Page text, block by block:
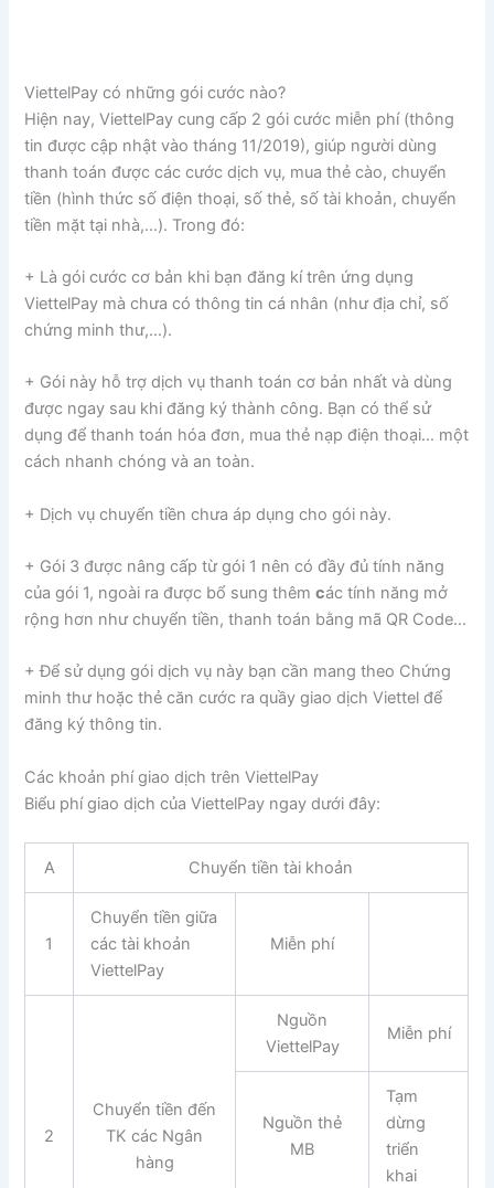
ViettelPay có những gói cước nào?
Hiện nay, ViettelPay cung cấp 2 gói cước miễn phí (thông
tin được cập nhật vào tháng 11/2019), giúp người dùng
thanh toán được các cước dịch vụ, mua thẻ cào, chuyển
tiền (hình thức số điện thoại, số thẻ, số tài khoản, chuyển
tiền mặt tại nhà,…). Trong đó:
+ Là gói cước cơ bản khi bạn đăng kí trên ứng dụng
ViettelPay mà chưa có thông tin cá nhân (như địa chỉ, số
chứng minh thư,…).
+ Gói này hỗ trợ dịch vụ thanh toán cơ bản nhất và dùng
được ngay sau khi đăng ký thành công. Bạn có thể sử
dụng để thanh toán hóa đơn, mua thẻ nạp điện thoại… một
cách nhanh chóng và an toàn.
+ Dịch vụ chuyển tiền chưa áp dụng cho gói này.
+ Gói 3 được nâng cấp từ gói 1 nên có đầy đủ tính năng
của gói 1, ngoài ra được bổ sung thêmcác tính năng mở
rộng hơn như chuyển tiền, thanh toán bằng mã QR Code…
+ Để sử dụng gói dịch vụ này bạn cần mang theo Chứng
minh thư hoặc thẻ căn cước ra quầy giao dịch Viettel để
đăng ký thông tin.
Các khoản phí giao dịch trên ViettelPay
Biểu phí giao dịch của ViettelPay ngay dưới đây:
A Chuyển tiền tài khoản
1
Chuyển tiền giữa
các tài khoản
ViettelPay
Miễn phí
2
Chuyển tiền đến
TK các Ngân
hàng
Nguồn
ViettelPay
Miễn phí
Nguồn thẻ
MB
Tạm
dừng
triển
khai